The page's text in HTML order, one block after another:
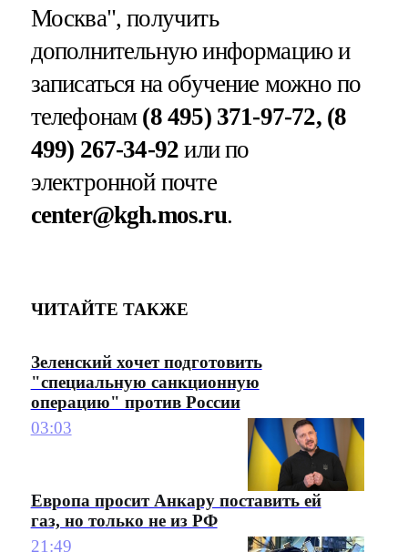
Москва", получить
дополнительную информацию и
записаться на обучение можно по
телефонам (8 495) 371-97-72, (8
499) 267-34-92 или по
электронной почте
center@kgh.mos.ru.
ЧИТАЙТЕ ТАКЖЕ
Зеленский хочет подготовить
"специальную санкционную
операцию" против России
03:03
Европа просит Анкару поставить ей
газ, но только не из РФ
21:49